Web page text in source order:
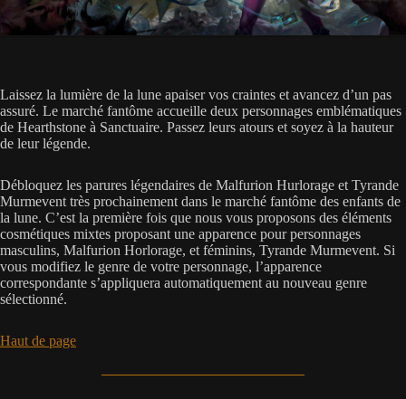
Laissez la lumière de la lune apaiser vos craintes et avancez d’un pas
assuré. Le marché fantôme accueille deux personnages emblématiques
de Hearthstone à Sanctuaire. Passez leurs atours et soyez à la hauteur
de leur légende.
Débloquez les parures légendaires de Malfurion Hurlorage et Tyrande
Murmevent très prochainement dans le marché fantôme des enfants de
la lune. C’est la première fois que nous vous proposons des éléments
cosmétiques mixtes proposant une apparence pour personnages
masculins, Malfurion Horlorage, et féminins, Tyrande Murmevent. Si
vous modifiez le genre de votre personnage, l’apparence
correspondante s’appliquera automatiquement au nouveau genre
sélectionné.
Haut de page